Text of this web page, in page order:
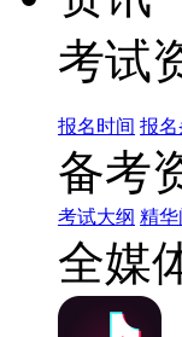
考试
报名时间 报
备考
考试大纲 精
全媒